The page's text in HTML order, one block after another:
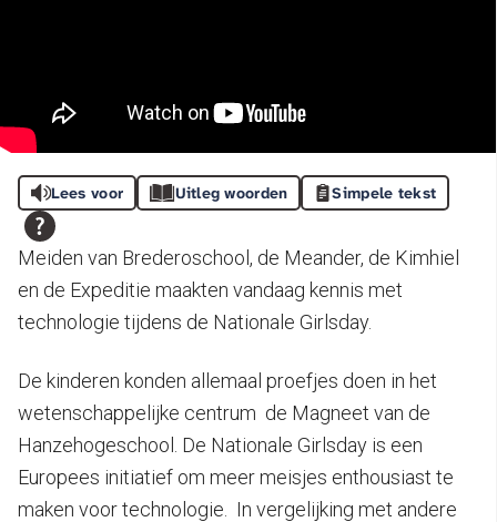
Lees voor Uitleg woorden Simpele tekst
Meiden van Brederoschool, de Meander, de Kimhiel
en de Expeditie maakten vandaag kennis met
technologie tijdens de Nationale Girlsday.
De kinderen konden allemaal proefjes doen in het
wetenschappelijke centrum de Magneet van de
Hanzehogeschool. De Nationale Girlsday is een
Europees initiatief om meer meisjes enthousiast te
maken voor technologie. In vergelijking met andere